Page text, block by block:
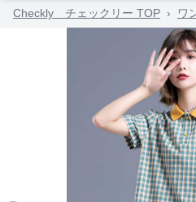
Checkly チェックリー TOP › ワ